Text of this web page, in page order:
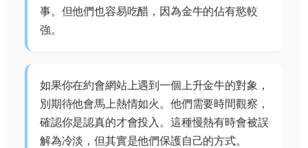
事。但他們也容易吃醋，因為金牛的佔有慾較
強。
如果你在約會網站上遇到一個上升金牛的對象，
別期待他會馬上熱情如火。他們需要時間觀察，
確認你是認真的才會投入。這種慢熱有時會被誤
解為冷淡，但其實是他們保護自己的方式。